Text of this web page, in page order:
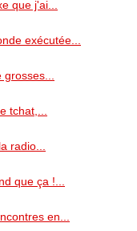
que j'ai...
exécutée...
tchat,...
radio...
que ça !...
en...